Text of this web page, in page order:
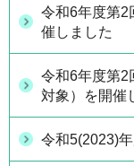
令和6年度第2
催しました
令和6年度第2
対象）を開催
令和5(2023)